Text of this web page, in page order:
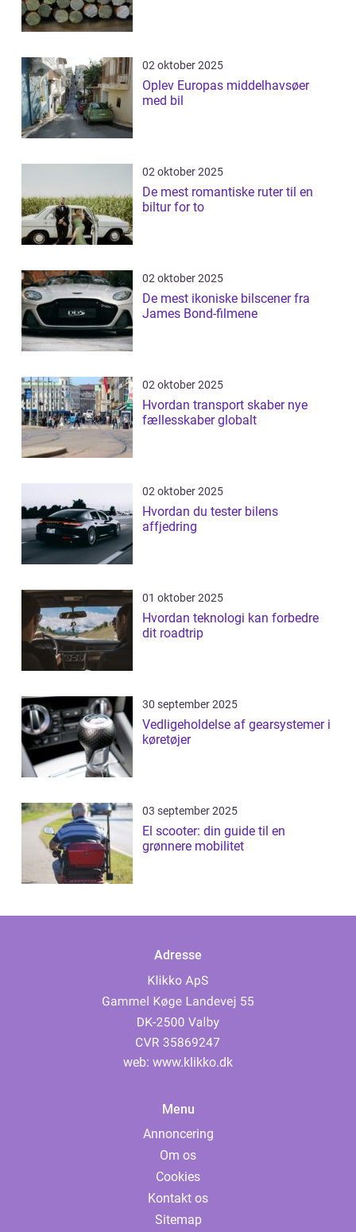
02 oktober 2025
Oplev Europas middelhavsøer
med bil
02 oktober 2025
De mest romantiske ruter til en
biltur for to
02 oktober 2025
De mest ikoniske bilscener fra
James Bond-filmene
02 oktober 2025
Hvordan transport skaber nye
fællesskaber globalt
02 oktober 2025
Hvordan du tester bilens
affjedring
01 oktober 2025
Hvordan teknologi kan forbedre
dit roadtrip
30 september 2025
Vedligeholdelse af gearsystemer i
køretøjer
03 september 2025
El scooter: din guide til en
grønnere mobilitet
Adresse
web: www.klikko.dk
Menu
Annoncering
Om os
Cookies
Kontakt os
Sitemap